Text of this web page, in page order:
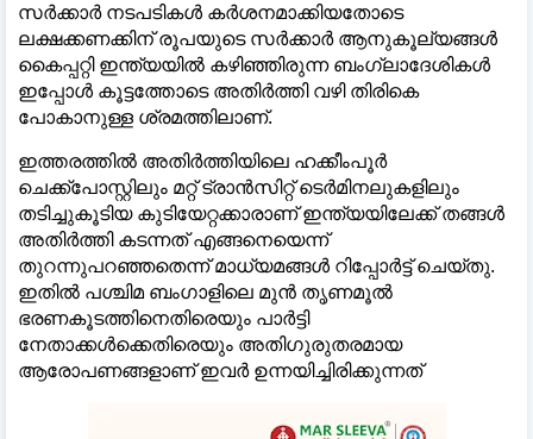
സർക്കാർ നടപടികൾ കർശനമാക്കിയതോടെ
ലക്ഷക്കണക്കിന് രൂപയുടെ സർക്കാർ ആനുകൂല്യങ്ങൾ
കൈപ്പറ്റി ഇന്ത്യയിൽ കഴിഞ്ഞിരുന്ന ബംഗ്ലാദേശികൾ
ഇപ്പോൾ കൂട്ടത്തോടെ അതിർത്തി വഴി തിരികെ
പോകാനുള്ള ശ്രമത്തിലാണ്.
ഇത്തരത്തിൽ അതിർത്തിയിലെ ഹക്കീംപൂർ
ചെക്ക്‌പോസ്റ്റിലും മറ്റ് ട്രാൻസിറ്റ് ടെർമിനലുകളിലും
തടിച്ചുകൂടിയ കുടിയേറ്റക്കാരാണ് ഇന്ത്യയിലേക്ക് തങ്ങൾ
അതിർത്തി കടന്നത് എങ്ങനെയെന്ന്
തുറന്നുപറഞ്ഞതെന്ന് മാധ്യമങ്ങൾ റിപ്പോർട്ട് ചെയ്തു.
ഇതിൽ പശ്ചിമ ബംഗാളിലെ മുൻ തൃണമൂൽ
ഭരണകൂടത്തിനെതിരെയും പാർട്ടി
നേതാക്കൾക്കെതിരെയും അതിഗുരുതരമായ
ആരോപണങ്ങളാണ് ഇവർ ഉന്നയിച്ചിരിക്കുന്നത്